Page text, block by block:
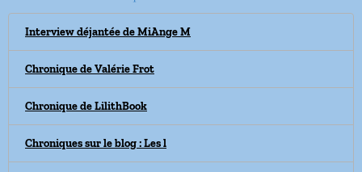
Interview déjantée de MiAnge M
Chronique de Valérie Frot
Chronique de LilithBook
Chroniques sur le blog : Les l